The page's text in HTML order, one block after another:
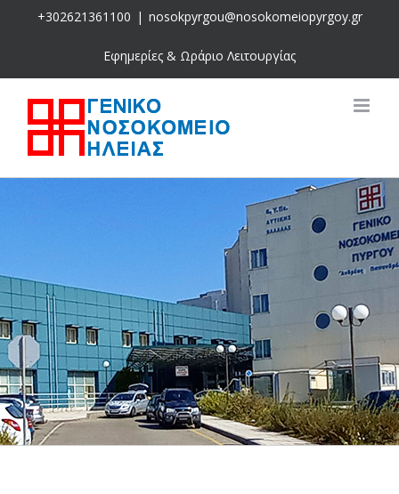
+302621361100 | nosokpyrgou@nosokomeiopyrgoy.gr
Εφημερίες & Ωράριο Λειτουργίας